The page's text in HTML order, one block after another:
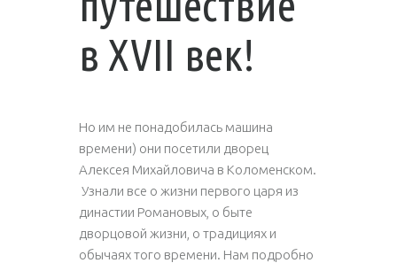
в XVII век!
Но им не понадобилась машина
времени) они посетили дворец
Алексея Михайловича в Коломенском.
Узнали все о жизни первого царя из
династии Романовых, о быте
дворцовой жизни, о традициях и
обычаях того времени. Нам подробно